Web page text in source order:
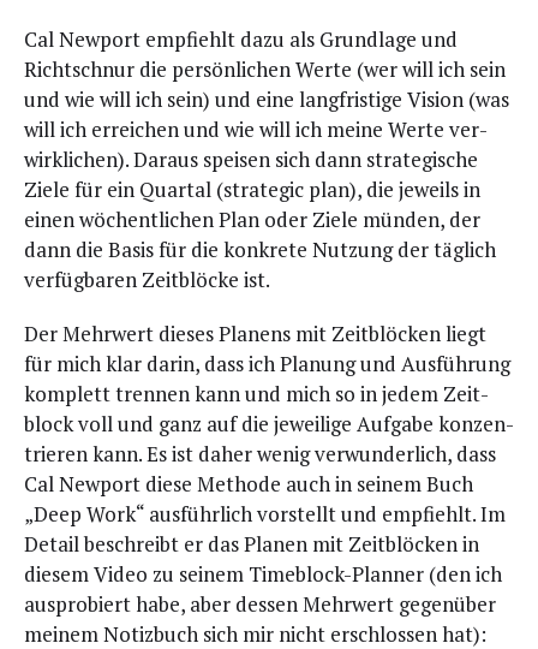
Cal New­port emp­fiehlt dazu als Grund­la­ge und
Richt­schnur die per­sön­li­chen Wer­te (wer will ich sein
und wie will ich sein) und eine lang­fris­ti­ge Visi­on (was
will ich errei­chen und wie will ich mei­ne Wer­te ver­
wirk­li­chen). Dar­aus spei­sen sich dann stra­te­gi­sche
Zie­le für ein Quar­tal (stra­te­gic plan), die jeweils in
einen wöchent­li­chen Plan oder Zie­le mün­den, der
dann die Basis für die kon­kre­te Nut­zung der täg­lich
ver­füg­ba­ren Zeit­blö­cke ist.
Der Mehr­wert die­ses Pla­nens mit Zeit­blö­cken liegt
für mich klar dar­in, dass ich Pla­nung und Aus­füh­rung
kom­plett tren­nen kann und mich so in jedem Zeit­
block voll und ganz auf die jewei­li­ge Auf­ga­be kon­zen­
trie­ren kann. Es ist daher wenig ver­wun­der­lich, dass
Cal New­port die­se Metho­de auch in sei­nem Buch
„Deep Work“ aus­führ­lich vor­stellt und emp­fiehlt. Im
Detail beschreibt er das Pla­nen mit Zeit­blö­cken in
die­sem Video zu sei­nem Time­block-Plan­ner (den ich
aus­pro­biert habe, aber des­sen Mehr­wert gegen­über
mei­nem Notiz­buch sich mir nicht erschlos­sen hat):